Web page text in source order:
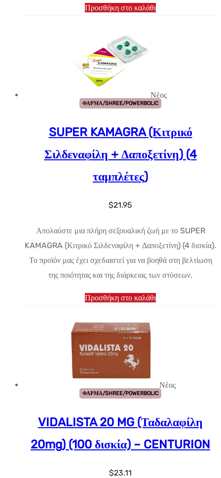
Προσθήκη στο καλάθι
Νέος
ΦΑΡΜΑ/SHREE/POWERBOLIC
SUPER KAMAGRA (Κιτρικό
Σιλδεναφίλη + Δαποξετίνη) (4
ταμπλέτες)
$21.95
Απολαύστε μια πλήρη σεξουαλική ζωή με το SUPER
KAMAGRA (Κιτρικό Σιλδεναφίλη + Δαποξετίνη) (4 δισκία).
Το προϊόν μας έχει σχεδιαστεί για να βοηθά στη βελτίωση
της ποιότητας και της διάρκειας των στύσεων.
Προσθήκη στο καλάθι
Νέος
ΦΑΡΜΑ/SHREE/POWERBOLIC
VIDALISTA 20 MG (Ταδαλαφίλη
20mg) (100 δισκία) – CENTURION
$23.11